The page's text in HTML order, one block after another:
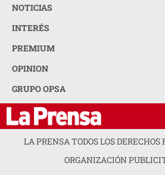
NOTICIAS
INTERÉS
PREMIUM
OPINION
GRUPO OPSA
LA PRENSA TODOS LOS DERECHOS
ORGANIZACIÓN